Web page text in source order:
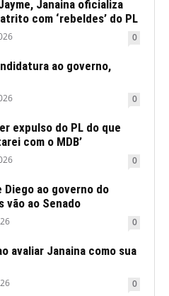
Janaina oficializa
com ‘rebeldes’ do PL
0
ao governo,
0
expulso do PL do que
com o MDB’
0
Diego ao governo do
vão ao Senado
0
avaliar Janaina como sua
0